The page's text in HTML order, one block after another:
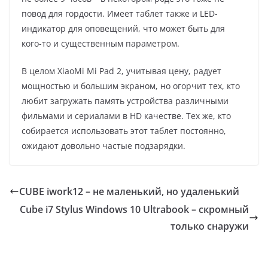
повод для гордости. Имеет таблет также и LED-
индикатор для оповещений, что может быть для
кого-то и существенным параметром.
В целом XiaoMi Mi Pad 2, учитывая цену, радует
мощностью и большим экраном, но огорчит тех, кто
любит загружать память устройства различными
фильмами и сериалами в HD качестве. Тех же, кто
собирается использовать этот таблет постоянно,
ожидают довольно частые подзарядки.
CUBE iwork12 – не маленький, но удаленький
Cube i7 Stylus Windows 10 Ultrabook – скромный
только снаружи